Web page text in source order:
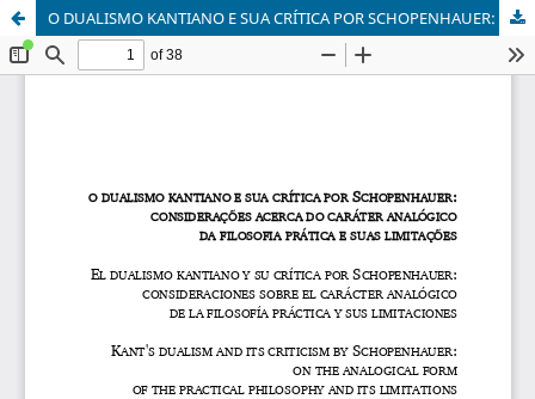
O DUALISMO KANTIANO E SUA CRÍTICA POR SCHOPENHAUER: CONSIDERAÇÕES ACERCA DO CARÁTER ANALÓGICO DA FILOSOFIA PRÁTICA E SUAS LIMITAÇÕES